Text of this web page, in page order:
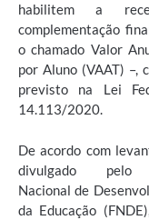
habilitem a
complementação
o chamado Valor
por Aluno (VAAT) –,
previsto na Lei
14.113/2020.
De acordo com
divulgado pelo
Nacional de
da Educação